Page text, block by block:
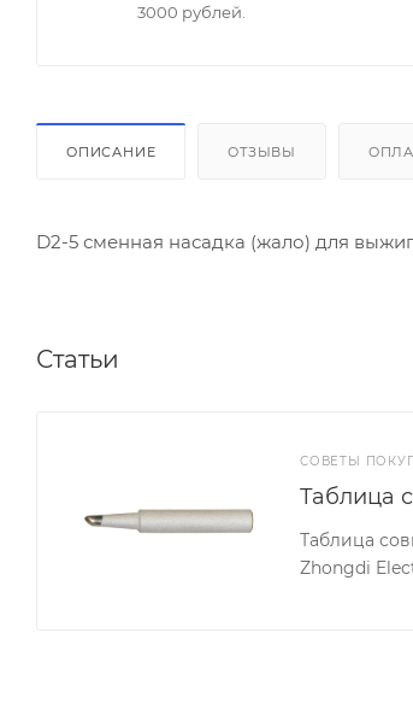
3000 рублей.
ОПИСАНИЕ ОТЗЫВЫ
D2-5 сменная насадка (жало) для
Статьи
СОВЕТЫ
Таблица
Таблица
Zhongdi